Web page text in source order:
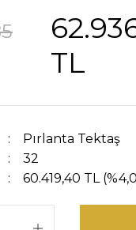
TL
Pırlanta Tektaş
32
60.419,40 TL